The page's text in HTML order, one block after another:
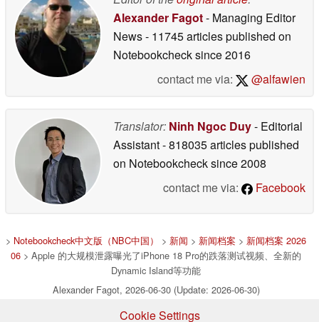
Alexander Fagot- Managing Editor
News- 11745 articles published on
Notebookchecksince 2016
contact me via:
@alfawien
Translator: Ninh Ngoc Duy- Editorial
Assistant- 818035 articles published
on Notebookchecksince 2008
contact me via:
Facebook
> Notebookcheck中文版（NBC中国） > 新闻 > 新闻档案 > 新闻档案 2026
06 > Apple 的大规模泄露曝光了iPhone 18 Pro的跌落测试视频、全新的
Dynamic Island等功能
Alexander Fagot, 2026-06-30 (Update: 2026-06-30)
Cookie Settings